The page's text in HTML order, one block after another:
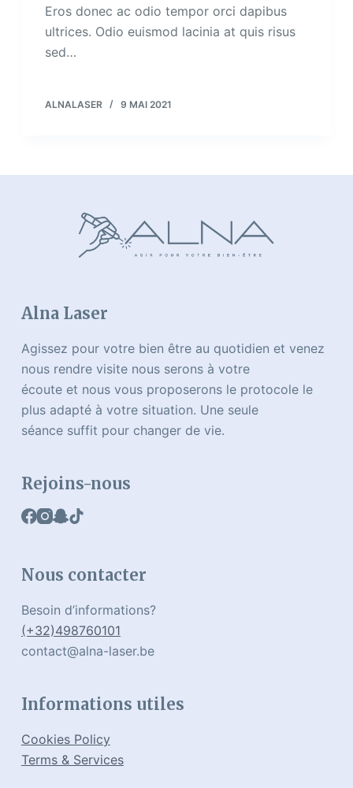
Eros donec ac odio tempor orci dapibus
ultrices. Odio euismod lacinia at quis risus
sed…
ALNALASER 9 MAI 2021
Alna Laser
Agissez pour votre bien être au quotidien et venez
nous rendre visite nous serons à votre
écoute et nous vous proposerons le protocole le
plus adapté à votre situation. Une seule
séance suffit pour changer de vie.
Rejoins-nous
Nous contacter
Besoin d’informations?
(+32)498760101
contact@alna-laser.be
Informations utiles
Cookies Policy
Terms & Services